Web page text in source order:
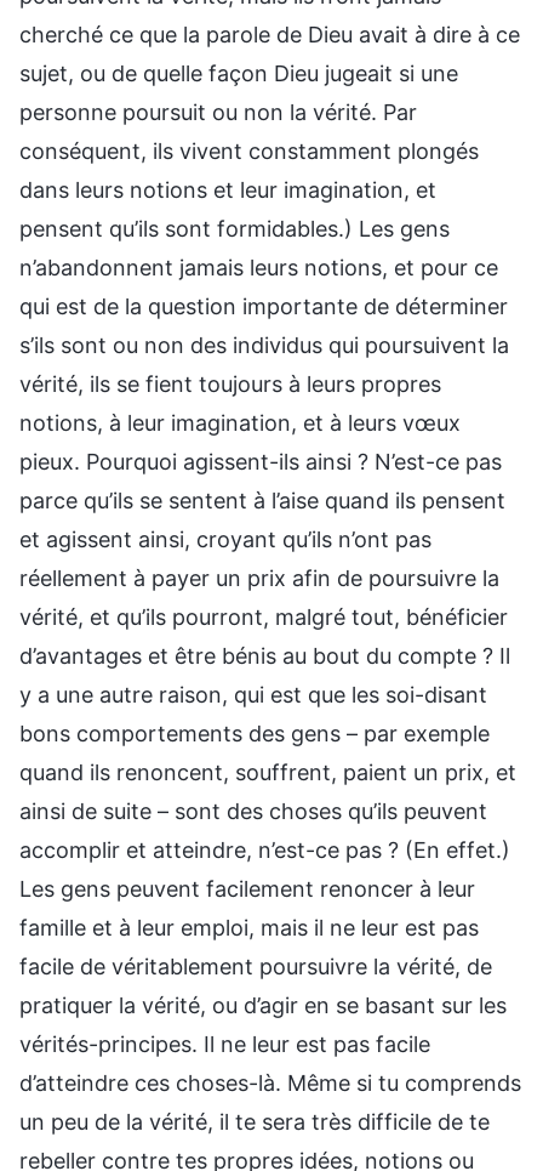
cherché ce que la parole de Dieu avait à dire à ce
sujet, ou de quelle façon Dieu jugeait si une
personne poursuit ou non la vérité. Par
conséquent, ils vivent constamment plongés
dans leurs notions et leur imagination, et
pensent qu’ils sont formidables.) Les gens
n’abandonnent jamais leurs notions, et pour ce
qui est de la question importante de déterminer
s’ils sont ou non des individus qui poursuivent la
vérité, ils se fient toujours à leurs propres
notions, à leur imagination, et à leurs vœux
pieux. Pourquoi agissent-ils ainsi ? N’est-ce pas
parce qu’ils se sentent à l’aise quand ils pensent
et agissent ainsi, croyant qu’ils n’ont pas
réellement à payer un prix afin de poursuivre la
vérité, et qu’ils pourront, malgré tout, bénéficier
d’avantages et être bénis au bout du compte ? Il
y a une autre raison, qui est que les soi-disant
bons comportements des gens – par exemple
quand ils renoncent, souffrent, paient un prix, et
ainsi de suite – sont des choses qu’ils peuvent
accomplir et atteindre, n’est-ce pas ? (En effet.)
Les gens peuvent facilement renoncer à leur
famille et à leur emploi, mais il ne leur est pas
facile de véritablement poursuivre la vérité, de
pratiquer la vérité, ou d’agir en se basant sur les
vérités-principes. Il ne leur est pas facile
d’atteindre ces choses-là. Même si tu comprends
un peu de la vérité, il te sera très difficile de te
rebeller contre tes propres idées, notions ou